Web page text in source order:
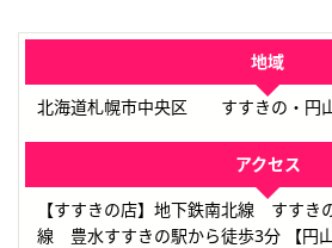
地域
北海道札幌市中央区 すすきの・円
アクセス
【すすきの店】地下鉄南北線 すす
線 豊水すすきの駅から徒歩3分 【円